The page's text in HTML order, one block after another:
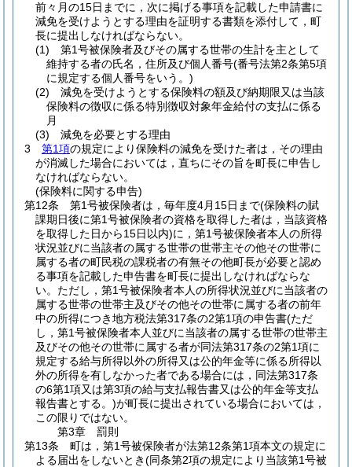
前々月の15日までに，次に掲げる事項を記載した申請書に
減免を受けようとする理由を証明する書類を添付して，町
長に提出しなければならない。
(1)
第1号被保険者及びその属する世帯の生計を主として
維持する者の氏名，住所及び個人番号(番号法第2条第5項
に規定する個人番号をいう。)
(2)
減免を受けようとする保険料の額及び納期限又は当該
保険料の徴収に係る特別徴収対象年金給付の支払に係る
月
(3)
減免を必要とする理由
3
第1項の規定により保険料の減免を受けた者は，その理由
が消滅した場合においては，直ちにその旨を町長に申告し
なければならない。
(保険料に関する申告)
第12条
第1号被保険者は，毎年度4月15日まで(保険料の賦
課期日後に第1号被保険者の資格を取得した者は，当該資格
を取得した日から15日以内)に，第1号被保険者本人の所得
状況並びに当該者の属する世帯の世帯主その他その世帯に
属する者の町民税の課税者の有無その他町長が必要と認め
る事項を記載した申告書を町長に提出しなければならな
い。 ただし，第1号被保険者本人の所得状況並びに当該者の
属する世帯の世帯主及びその他その世帯に属する者の前年
中の所得につき地方税法第317条の2第1項の申告書(ただ
し，第1号被保険者本人並びに当該者の属する世帯の世帯主
及びその他その世帯に属する者が同法第317条の2第1項に
規定する給与所得以外の所得又は公的年金等に係る所得以
外の所得を有しなかった者である場合には，同法第317条
の6第1項又は第3項の給与支払報告書又は公的年金等支払
報告書とする。)が町長に提出されている場合においては，
この限りではない。
第3章
罰則
第13条
町は，第1号被保険者が法第12条第1項本文の規定に
よる届出をしないとき(同条第2項の規定により当該第1号被